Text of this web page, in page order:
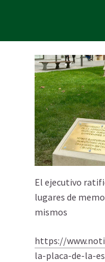
El ejecutivo
lugares de
mismos
https://
la-placa-de-la-